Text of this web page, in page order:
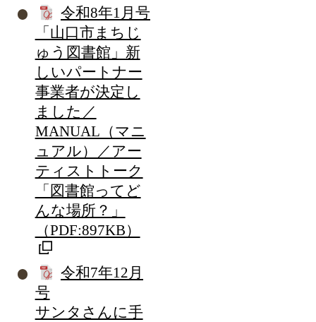
令和8年1月号
「山口市まちじ
ゅう図書館」新
しいパートナー
事業者が決定し
ました／
MANUAL（マニ
ュアル）／アー
ティストトーク
「図書館ってど
んな場所？」
（PDF:897KB）
令和7年12月
号
サンタさんに手